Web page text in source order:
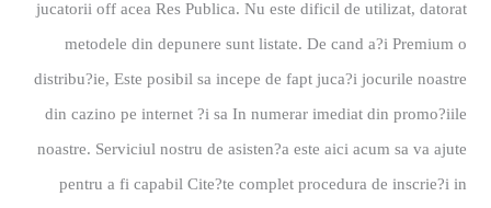
jucatorii off acea Res Publica. Nu este dificil de utilizat, datorat
metodele din depunere sunt listate. De cand a?i Premium o
distribu?ie, Este posibil sa incepe de fapt juca?i jocurile noastre
din cazino pe internet ?i sa In numerar imediat din promo?iile
noastre. Serviciul nostru de asisten?a este aici acum sa va ajute
pentru a fi capabil Cite?te complet procedura de inscrie?i in